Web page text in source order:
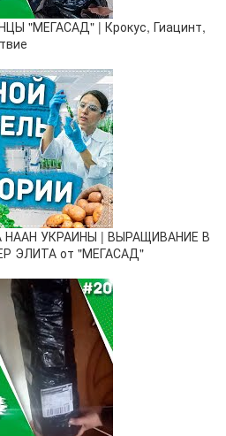
"МЕГАСАД" | Крокус, Гиацинт,
УКРАИНЫ | ВЫРАЩИВАНИЕ В
ЭЛИТА от "МЕГАСАД"